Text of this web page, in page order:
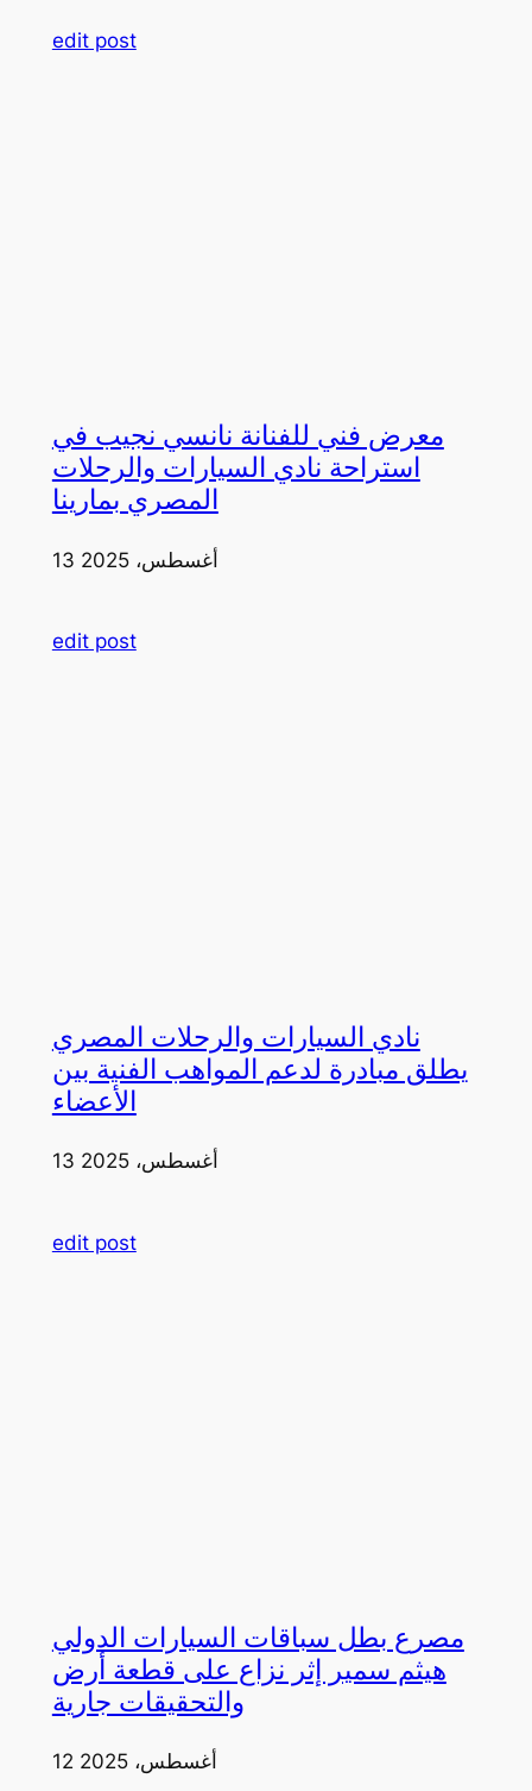
edit post
معرض فني للفنانة نانسي نجيب في
استراحة نادي السيارات والرحلات
المصري بمارينا
13 أغسطس، 2025
edit post
نادي السيارات والرحلات المصري
يطلق مبادرة لدعم المواهب الفنية بين
الأعضاء
13 أغسطس، 2025
edit post
مصرع بطل سباقات السيارات الدولي
هيثم سمير إثر نزاع على قطعة أرض
والتحقيقات جارية
12 أغسطس، 2025